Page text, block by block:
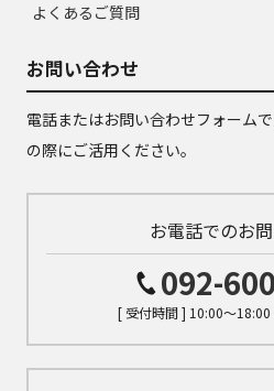
よくあるご質問
お問い合わせ
電話またはお問い合わせフォーム
の際にご活用ください。
お電話でのお
092-
[ 受付時間 ] 10:00～18:00